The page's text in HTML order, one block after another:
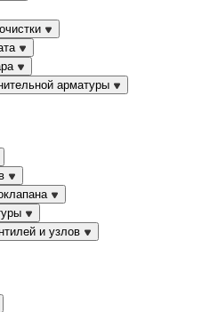
арматуры
и узлов